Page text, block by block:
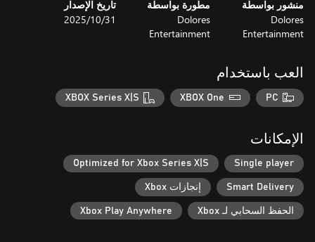
منشور بواسطة
Dolores
Entertainment
مطورة بواسطة
Dolores
Entertainment
تاريخ الإصدار
31‏/10‏/2025
العب باستخدام
PC
XBOX One
XBOX Series X|S
الإمكانات
Single player
Optimized for Xbox Series X|S
Smart Delivery إنجازات Xbox
الحفظ السحابي لـ Xbox Xbox Play Anywhere